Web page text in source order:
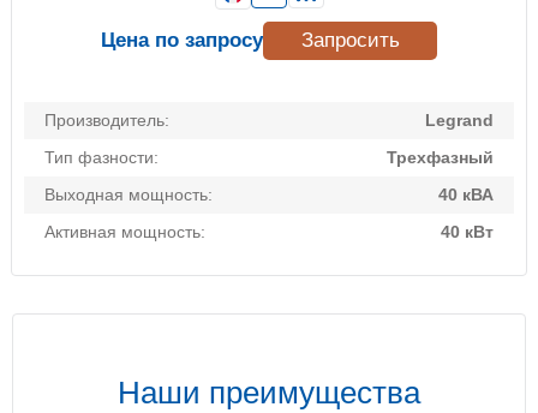
Производитель:
Legrand
Тип фазности:
Трехфазный
Выходная мощность:
40 кВА
Активная мощность:
40 кВт
Цена по запросу Запросить
Наши преимущества